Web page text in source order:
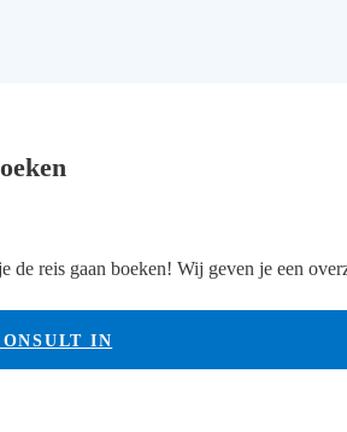
de reis gaan boeken! Wij geven je een
IN